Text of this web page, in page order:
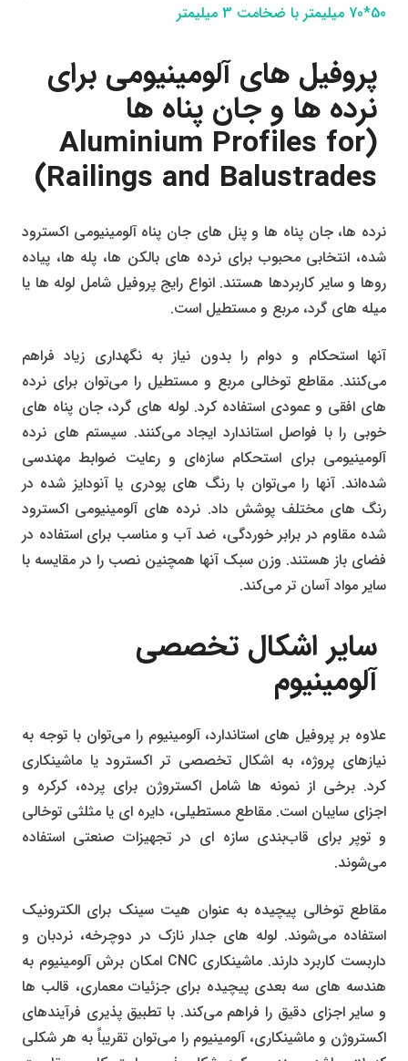
50*70 میلیمتر با ضخامت 3 میلیمتر
پروفیل‌ های آلومینیومی برای
نرده‌ ها و جان‌ پناه‌ ها
(Aluminium Profiles for
Railings and Balustrades)
نرده‌ ها، جان‌ پناه‌ ها و پنل‌ های جان‌ پناه آلومینیومی اکسترود
شده، انتخابی محبوب برای نرده‌ های بالکن‌ ها، پله‌ ها، پیاده‌
روها و سایر کاربردها هستند. انواع رایج پروفیل شامل لوله‌ ها یا
میله‌ های گرد، مربع و مستطیل است.
آنها استحکام و دوام را بدون نیاز به نگهداری زیاد فراهم
می‌کنند. مقاطع توخالی مربع و مستطیل را می‌توان برای نرده‌
های افقی و عمودی استفاده کرد. لوله‌ های گرد، جان‌ پناه‌ های
خوبی را با فواصل استاندارد ایجاد می‌کنند. سیستم‌ های نرده
آلومینیومی برای استحکام سازه‌ای و رعایت ضوابط مهندسی
شده‌اند. آنها را می‌توان با رنگ‌ های پودری یا آنودایز شده در
رنگ‌ های مختلف پوشش داد. نرده‌ های آلومینیومی اکسترود
شده مقاوم در برابر خوردگی، ضد آب و مناسب برای استفاده در
فضای باز هستند. وزن سبک آنها همچنین نصب را در مقایسه با
سایر مواد آسان‌ تر می‌کند.
سایر اشکال تخصصی
آلومینیوم
علاوه بر پروفیل‌ های استاندارد، آلومینیوم را می‌توان با توجه به
نیازهای پروژه، به اشکال تخصصی‌ تر اکسترود یا ماشینکاری
کرد. برخی از نمونه‌ ها شامل اکستروژن برای پرده، کرکره و
اجزای سایبان است. مقاطع مستطیلی، دایره‌ ای یا مثلثی توخالی
و توپر برای قاب‌بندی سازه‌ ای در تجهیزات صنعتی استفاده
می‌شوند.
مقاطع توخالی پیچیده به عنوان هیت سینک برای الکترونیک
استفاده می‌شوند. لوله‌ های جدار نازک در دوچرخه، نردبان و
داربست کاربرد دارند. ماشینکاری CNC امکان برش آلومینیوم به
هندسه‌ های سه‌ بعدی پیچیده برای جزئیات معماری، قالب‌ ها
و سایر اجزای دقیق را فراهم می‌کند. با تطبیق‌ پذیری فرآیندهای
اکستروژن و ماشینکاری، آلومینیوم را می‌توان تقریباً به هر شکلی